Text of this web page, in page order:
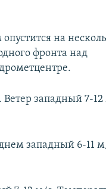
на
фронта над
западный 7-
западный 6-11